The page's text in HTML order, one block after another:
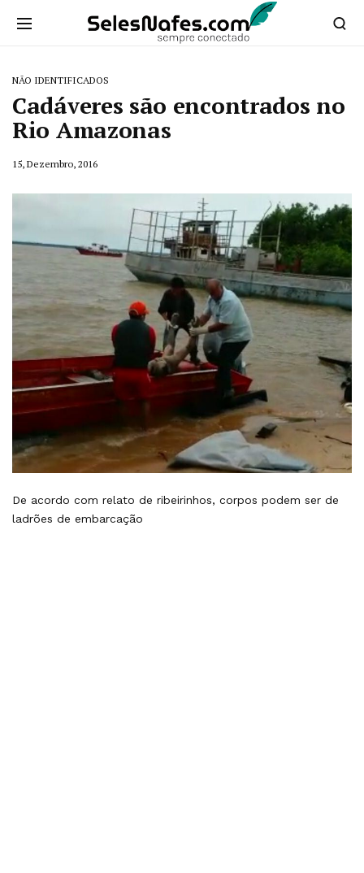
NÃO IDENTIFICADOS
Cadáveres são encontrados no
Rio Amazonas
15, Dezembro, 2016
De acordo com relato de ribeirinhos, corpos podem ser de
ladrões de embarcação